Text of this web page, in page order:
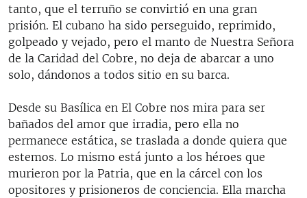
tanto, que el terruño se convirtió en una gran
prisión. El cubano ha sido perseguido, reprimido,
golpeado y vejado, pero el manto de Nuestra Señora
de la Caridad del Cobre, no deja de abarcar a uno
solo, dándonos a todos sitio en su barca.
Desde su Basílica en El Cobre nos mira para ser
bañados del amor que irradia, pero ella no
permanece estática, se traslada a donde quiera que
estemos. Lo mismo está junto a los héroes que
murieron por la Patria, que en la cárcel con los
opositores y prisioneros de conciencia. Ella marcha